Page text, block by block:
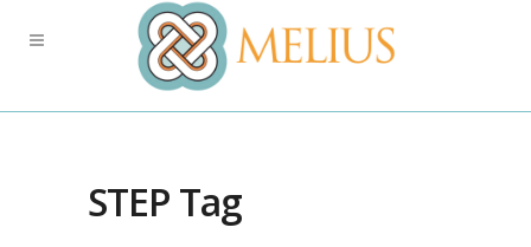
STEP Tag